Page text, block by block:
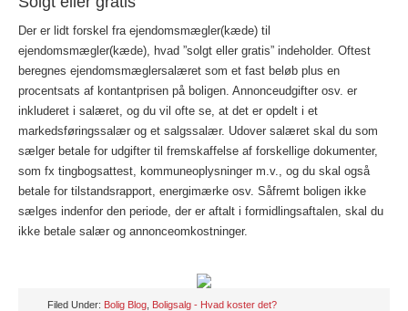
Der er lidt forskel fra ejendomsmægler(kæde) til
ejendomsmægler(kæde), hvad ”solgt eller gratis” indeholder. Oftest
beregnes ejendomsmæglersalæret som et fast beløb plus en
procentsats af kontantprisen på boligen. Annonceudgifter osv. er
inkluderet i salæret, og du vil ofte se, at det er opdelt i et
markedsføringssalær og et salgssalær. Udover salæret skal du som
sælger betale for udgifter til fremskaffelse af forskellige dokumenter,
som fx tingbogsattest, kommuneoplysninger m.v., og du skal også
betale for tilstandsrapport, energimærke osv. Såfremt boligen ikke
sælges indenfor den periode, der er aftalt i formidlingsaftalen, skal du
ikke betale salær og annonceomkostninger.
Filed Under: Bolig Blog Boligsalg - Hvad koster det?